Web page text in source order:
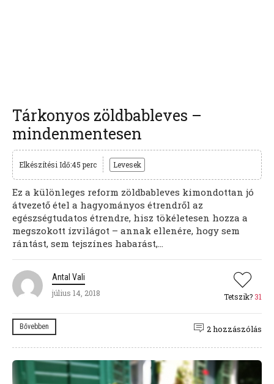
Tárkonyos zöldbableves –
mindenmentesen
Elkészítési Idő:45 perc Levesek
Ez a különleges reform zöldbableves kimondottan jó
átvezető étel a hagyományos étrendről az
egészségtudatos étrendre, hisz tökéletesen hozza a
megszokott ízvilágot – annak ellenére, hogy sem
rántást, sem tejszínes habarást,...
Antal Vali
július 14, 2018
Tetszik? 31
Bővebben 2 hozzászólás